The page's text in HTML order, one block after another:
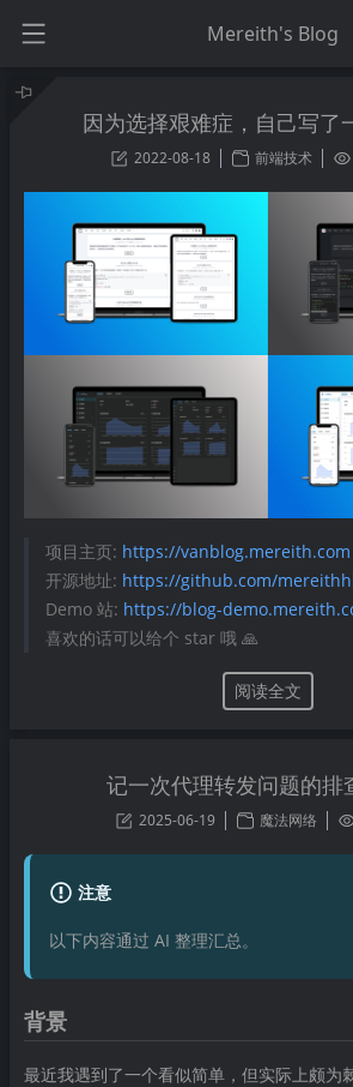
Mereith's Blog
因为选择艰难症，自己写了一套开
2022-08-18 前端技术
项目主页: https://vanblog.mereith.com
开源地址: https://github.com/
Demo 站: https://blog-
喜欢的话可以给个 star 哦 🙏
阅读全文
记一次代理转发问题的排
2025-06-19 魔法网络
注意
以下内容通过 AI 整理汇总。
背景
最近我遇到了一个看似简单，但实际上颇为